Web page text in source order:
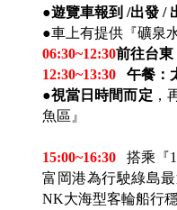
●遊覽車報到 /出發 /
●車上有提供『礦泉
06:30~12:30前往台東
12:30~13:30 午餐：
●視當日時間而定 ，
魚區』
15:00~16:30 搭乘『
富岡港為行駛綠島
NK大海型客輪船行